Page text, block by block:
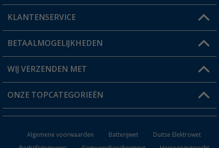
Mijn account
Status bestelling
Verlanglijstje
KLANTENSERVICE
FAQ & Contact
Verzendinformatie
Catalogus
BETAALMOGELIJKHEDEN
WIJ VERZENDEN MET
ONZE TOPCATEGORIEËN
Keukenaccessoires
Algemene voorwaarden Batterijwet
Duitse Elektrowet